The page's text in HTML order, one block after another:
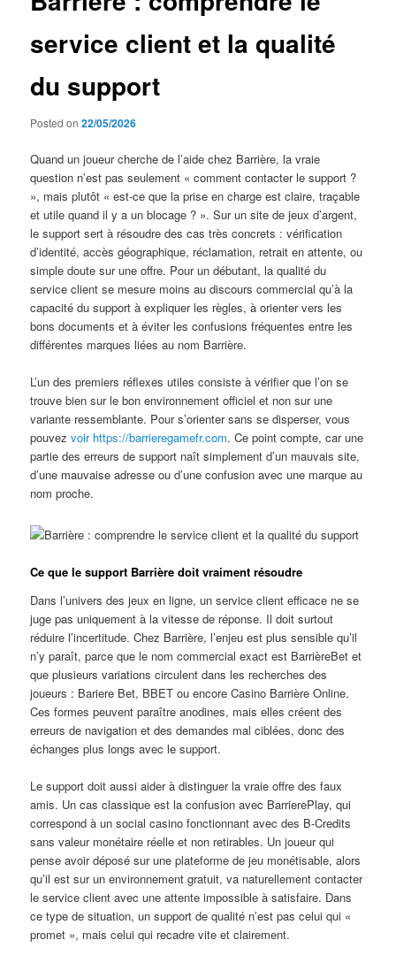
service client et la qualité
du support
Posted on22/05/2026
Quand un joueur cherche de l’aide chez Barrière, la vraie
question n’est pas seulement « comment contacter le support ?
», mais plutôt « est-ce que la prise en charge est claire, traçable
et utile quand il y a un blocage ? ». Sur un site de jeux d’argent,
le support sert à résoudre des cas très concrets : vérification
d’identité, accès géographique, réclamation, retrait en attente, ou
simple doute sur une offre. Pour un débutant, la qualité du
service client se mesure moins au discours commercial qu’à la
capacité du support à expliquer les règles, à orienter vers les
bons documents et à éviter les confusions fréquentes entre les
différentes marques liées au nom Barrière.
L’un des premiers réflexes utiles consiste à vérifier que l’on se
trouve bien sur le bon environnement officiel et non sur une
variante ressemblante. Pour s’orienter sans se disperser, vous
pouvezvoir https://barrieregamefr.com. Ce point compte, car une
partie des erreurs de support naît simplement d’un mauvais site,
d’une mauvaise adresse ou d’une confusion avec une marque au
nom proche.
Ce que le support Barrière doit vraiment résoudre
Dans l’univers des jeux en ligne, un service client efficace ne se
juge pas uniquement à la vitesse de réponse. Il doit surtout
réduire l’incertitude. Chez Barrière, l’enjeu est plus sensible qu’il
n’y paraît, parce que le nom commercial exact est BarrièreBet et
que plusieurs variations circulent dans les recherches des
joueurs : Bariere Bet, BBET ou encore Casino Barrière Online.
Ces formes peuvent paraître anodines, mais elles créent des
erreurs de navigation et des demandes mal ciblées, donc des
échanges plus longs avec le support.
Le support doit aussi aider à distinguer la vraie offre des faux
amis. Un cas classique est la confusion avec BarrierePlay, qui
correspond à un social casino fonctionnant avec des B-Credits
sans valeur monétaire réelle et non retirables. Un joueur qui
pense avoir déposé sur une plateforme de jeu monétisable, alors
qu’il est sur un environnement gratuit, va naturellement contacter
le service client avec une attente impossible à satisfaire. Dans
ce type de situation, un support de qualité n’est pas celui qui «
promet », mais celui qui recadre vite et clairement.